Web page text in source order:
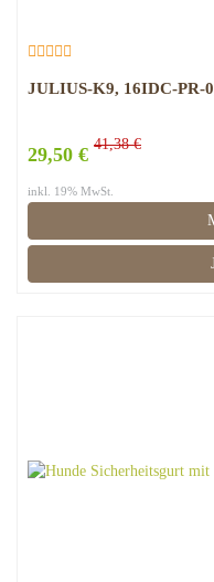
JULIUS-K9, 16IDC-PR-
29,50 € 41,38 €
inkl. 19% MwSt.